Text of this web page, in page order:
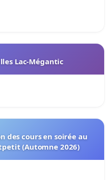
Lac-Mégantic
des cours en soirée au
(Automne 2026)